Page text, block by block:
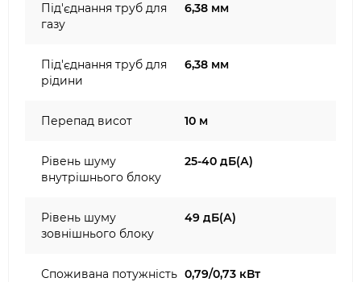
Під'єднання труб для
газу
6,38 мм
Під'єднання труб для
рідини
6,38 мм
Перепад висот 10 м
Рівень шуму
внутрішнього блоку
25-40 дБ(А)
Рівень шуму
зовнішнього блоку
49 дБ(А)
Споживана потужність 0,79/0,73 кВт